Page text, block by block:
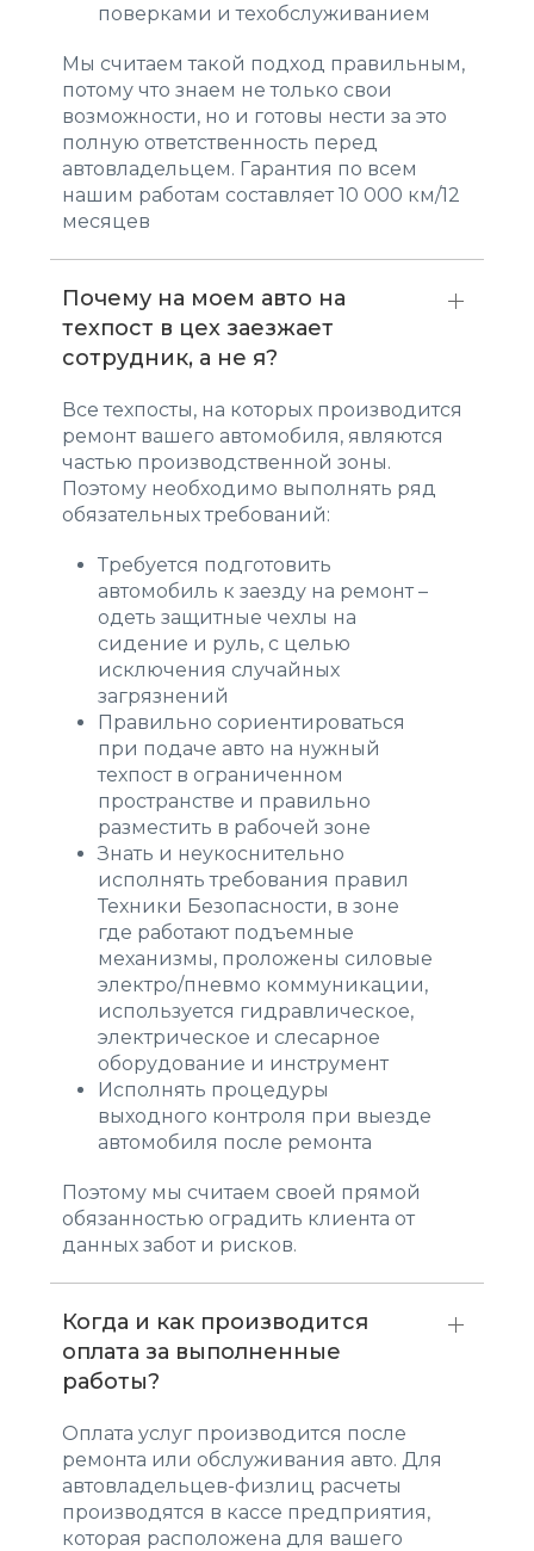
поверками и техобслуживанием
Мы считаем такой подход правильным,
потому что знаем не только свои
возможности, но и готовы нести за это
полную ответственность перед
автовладельцем. Гарантия по всем
нашим работам составляет 10 000 км/12
месяцев
Почему на моем авто на
техпост в цех заезжает
сотрудник, а не я?
Все техпосты, на которых производится
ремонт вашего автомобиля, являются
частью производственной зоны.
Поэтому необходимо выполнять ряд
обязательных требований:
Требуется подготовить
автомобиль к заезду на ремонт –
одеть защитные чехлы на
сидение и руль, с целью
исключения случайных
загрязнений
Правильно сориентироваться
при подаче авто на нужный
техпост в ограниченном
пространстве и правильно
разместить в рабочей зоне
Знать и неукоснительно
исполнять требования правил
Техники Безопасности, в зоне
где работают подъемные
механизмы, проложены силовые
электро/пневмо коммуникации,
используется гидравлическое,
электрическое и слесарное
оборудование и инструмент
Исполнять процедуры
выходного контроля при выезде
автомобиля после ремонта
Поэтому мы считаем своей прямой
обязанностью оградить клиента от
данных забот и рисков.
Когда и как производится
оплата за выполненные
работы?
Оплата услуг производится после
ремонта или обслуживания авто. Для
автовладельцев-физлиц расчеты
производятся в кассе предприятия,
которая расположена для вашего